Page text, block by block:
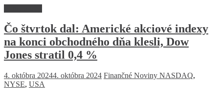
Čo štvrtok dal: Americké akciové indexy
na konci obchodného dňa klesli, Dow
Jones stratil 0,4 %
4. októbra 20244. októbra 2024 Finančné Noviny NASDAQ,
NYSE, USA